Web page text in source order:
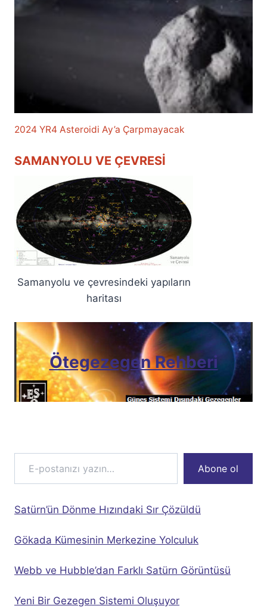
2024 YR4 Asteroidi Ay’a Çarpmayacak
SAMANYOLU VE ÇEVRESI
Samanyolu ve çevresindeki yapıların
haritası
Ötegezegen Rehberi
E-postanızı yazın…
Abone ol
Satürn’ün Dönme Hızındaki Sır Çözüldü
Gökada Kümesinin Merkezine Yolculuk
Webb ve Hubble’dan Farklı Satürn Görüntüsü
Yeni Bir Gezegen Sistemi Oluşuyor